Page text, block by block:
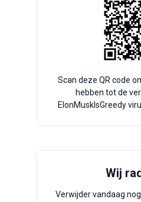
Scan deze QR code
hebben tot de
ElonMuskIsGreedy
Wij
Verwijder vandaag